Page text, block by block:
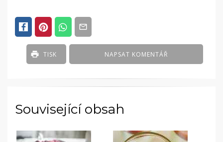
NAPSAT KOMENTÁŘ
TISK
Související obsah